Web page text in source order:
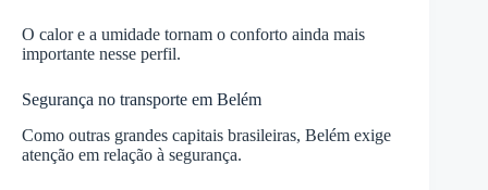
O calor e a umidade tornam o conforto ainda mais
importante nesse perfil.
Segurança no transporte em Belém
Como outras grandes capitais brasileiras, Belém exige
atenção em relação à segurança.